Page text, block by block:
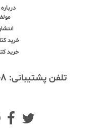
خرید
خرید
تلفن پشتیبانی: